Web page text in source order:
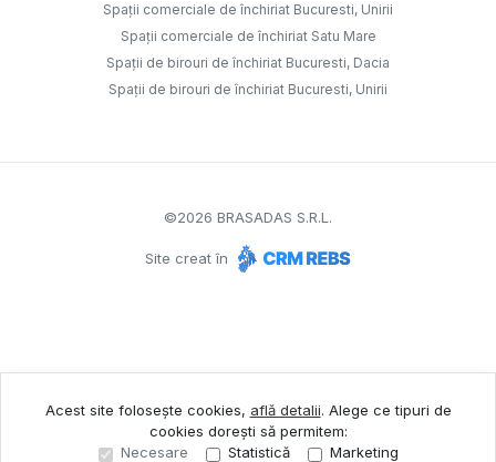
Spații comerciale de închiriat Bucuresti, Unirii
Spații comerciale de închiriat Satu Mare
Spații de birouri de închiriat Bucuresti, Dacia
Spații de birouri de închiriat Bucuresti, Unirii
©2026 BRASADAS S.R.L.
Site creat în
Acest site folosește cookies, află detalii. Alege ce tipuri de
cookies dorești să permitem:
Necesare
Statistică Marketing